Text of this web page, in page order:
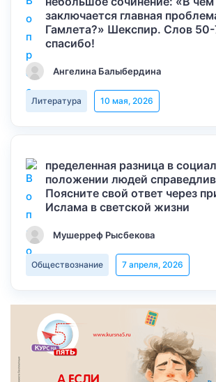
заключается главная
Гамлета?» Шекспир. Слов
спасибо!
Ангелина Балыбердина
Литература 10 мая, 2026
пределенная разница в
положении людей
Поясните свой ответ через
Ислама в светской жизни
Мушерреф Рысбекова
Обществознание 7 апреля, 2026